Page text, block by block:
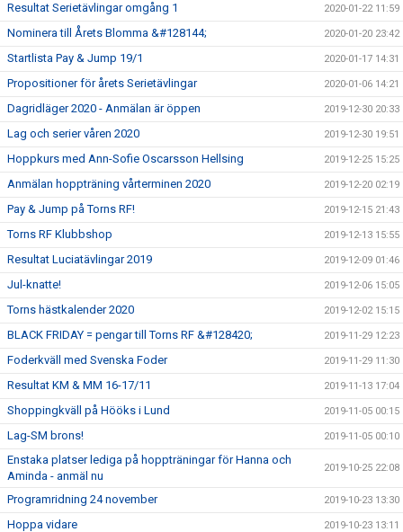
Resultat Serietävlingar omgång 1 2020-01-22 11:59
Nominera till Årets Blomma &#128144; 2020-01-20 23:42
Startlista Pay & Jump 19/1 2020-01-17 14:31
Propositioner för årets Serietävlingar 2020-01-06 14:21
Dagridläger 2020 - Anmälan är öppen 2019-12-30 20:33
Lag och serier våren 2020 2019-12-30 19:51
Hoppkurs med Ann-Sofie Oscarsson Hellsing 2019-12-25 15:25
Anmälan hoppträning vårterminen 2020 2019-12-20 02:19
Pay & Jump på Torns RF! 2019-12-15 21:43
Torns RF Klubbshop 2019-12-13 15:55
Resultat Luciatävlingar 2019 2019-12-09 01:46
Jul-knatte! 2019-12-06 15:05
Torns hästkalender 2020 2019-12-02 15:15
BLACK FRIDAY = pengar till Torns RF &#128420; 2019-11-29 12:23
Foderkväll med Svenska Foder 2019-11-29 11:30
Resultat KM & MM 16-17/11 2019-11-13 17:04
Shoppingkväll på Hööks i Lund 2019-11-05 00:15
Lag-SM brons! 2019-11-05 00:10
Enstaka platser lediga på hoppträningar för Hanna och
Aminda - anmäl nu
2019-10-25 22:08
Programridning 24 november 2019-10-23 13:30
Hoppa vidare 2019-10-23 13:11